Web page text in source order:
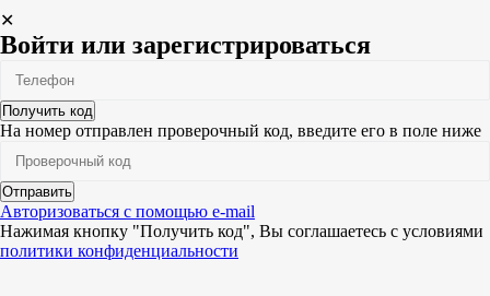
✕
Войти или зарегистрироваться
Получить код
На номер отправлен проверочный код, введите его в поле ниже
Отправить
Авторизоваться с помощью e-mail
Нажимая кнопку "Получить код", Вы соглашаетесь c условиями
политики конфиденциальности